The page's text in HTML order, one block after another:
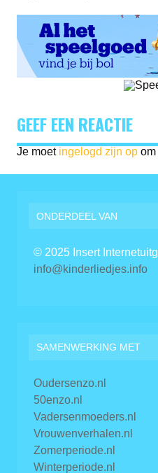
GEEF EEN REACTIE
Je moet ingelogd zijn op om
ONDERDEEL VAN
© 2025 Insert
info@kinderliedjes.info
SAMENWERKING MET
Oudersenzo.nl
50enzo.nl
Vadersenmoeders.nl
Vrouwenverhalen.nl
Zomerperiode.nl
Winterperiode.nl